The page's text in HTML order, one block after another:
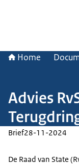
Home
Advies
Brief28-11-2024
De Raad van State